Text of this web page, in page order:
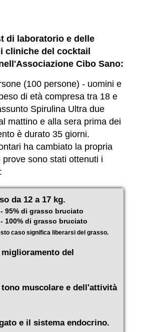
di laboratorio e delle
cliniche del cocktail
Cibo Sano:
(100 persone) - uomini e
di età compresa tra 18 e
Spirulina Ultra due
mattino e alla sera prima dei
è durato 35 giorni.
ha cambiato la propria
sono stati ottenuti i
da 12 a 17 kg.
95% di grasso bruciato
100% di grasso bruciato
caso significa liberarsi del grasso.
del
muscolare e dell'attività
e il sistema endocrino.